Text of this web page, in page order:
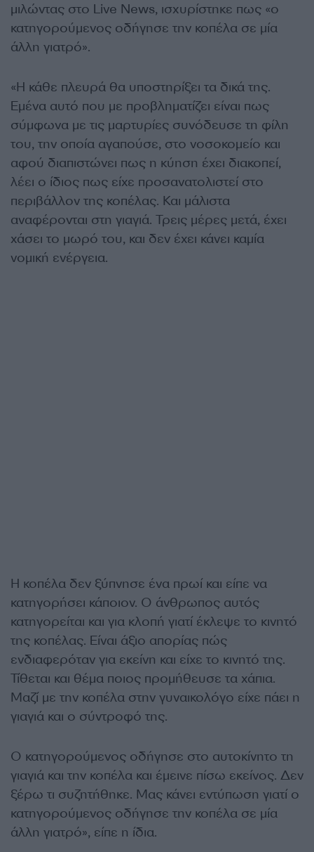
μιλώντας στο Live News, ισχυρίστηκε πως «ο
κατηγορούμενος οδήγησε την κοπέλα σε μία
άλλη γιατρό».
«Η κάθε πλευρά θα υποστηρίξει τα δικά της.
Εμένα αυτό που με προβληματίζει είναι πως
σύμφωνα με τις μαρτυρίες συνόδευσε τη φίλη
του, την οποία αγαπούσε, στο νοσοκομείο και
αφού διαπιστώνει πως η κύηση έχει διακοπεί,
λέει ο ίδιος πως είχε προσανατολιστεί στο
περιβάλλον της κοπέλας. Και μάλιστα
αναφέρονται στη γιαγιά. Τρεις μέρες μετά, έχει
χάσει το μωρό του, και δεν έχει κάνει καμία
νομική ενέργεια.
Η κοπέλα δεν ξύπνησε ένα πρωί και είπε να
κατηγορήσει κάποιον. Ο άνθρωπος αυτός
κατηγορείται και για κλοπή γιατί έκλεψε το κινητό
της κοπέλας. Είναι άξιο απορίας πώς
ενδιαφερόταν για εκείνη και είχε το κινητό της.
Τίθεται και θέμα ποιος προμήθευσε τα χάπια.
Μαζί με την κοπέλα στην γυναικολόγο είχε πάει η
γιαγιά και ο σύντροφό της.
Ο κατηγορούμενος οδήγησε στο αυτοκίνητο τη
γιαγιά και την κοπέλα και έμεινε πίσω εκείνος. Δεν
ξέρω τι συζητήθηκε. Μας κάνει εντύπωση γιατί ο
κατηγορούμενος οδήγησε την κοπέλα σε μία
άλλη γιατρό», είπε η ίδια.